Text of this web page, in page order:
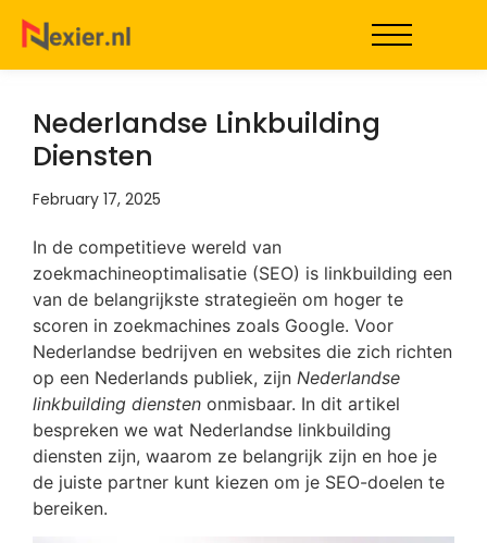
Nederlandse Linkbuilding
Diensten
February 17, 2025
In de competitieve wereld van
zoekmachineoptimalisatie (SEO) is linkbuilding een
van de belangrijkste strategieën om hoger te
scoren in zoekmachines zoals Google. Voor
Nederlandse bedrijven en websites die zich richten
op een Nederlands publiek, zijn Nederlandse
linkbuilding diensten onmisbaar. In dit artikel
bespreken we wat Nederlandse linkbuilding
diensten zijn, waarom ze belangrijk zijn en hoe je
de juiste partner kunt kiezen om je SEO-doelen te
bereiken.